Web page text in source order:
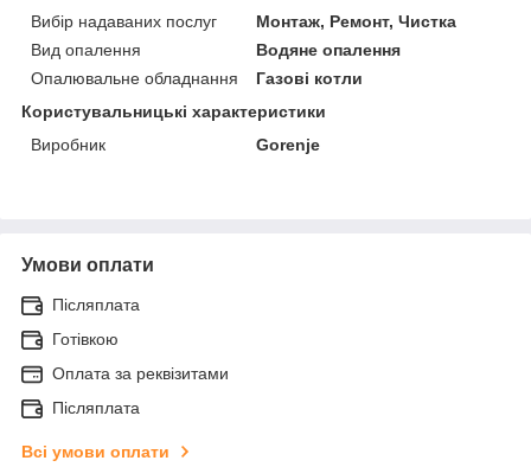
Вибір надаваних послуг
Монтаж, Ремонт, Чистка
Вид опалення
Водяне опалення
Опалювальне обладнання
Газові котли
Користувальницькі характеристики
Виробник
Gorenje
Умови оплати
Післяплата
Готівкою
Оплата за реквізитами
Післяплата
Всі умови оплати